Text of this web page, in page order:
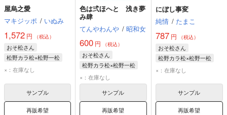
屋烏之愛
マキジッポ / いぬみ
1,572 円 （税込）
おそ松さん
松野カラ松×松野一松
松野カラ松
×：在庫なし
サンプル
再販希望
色は弍ほへと 浅き夢
み肆
てんやわんや / 昭和女
600 円 （税込）
おそ松さん
松野カラ松×松野一松
松野カラ松
×：在庫なし
サンプル
再販希望
にぼし事変
純情 / たまこ
787円 （税込）
おそ松さん
松野カラ松×松野一松
松野カラ松
×：在庫なし
サンプル
再販希望